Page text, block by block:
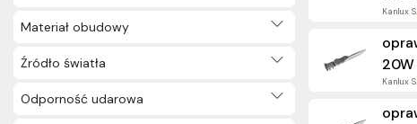
Materiał obudowy
Źródło światła
Odporność udarowa
Kanlux
20W
Kanlux